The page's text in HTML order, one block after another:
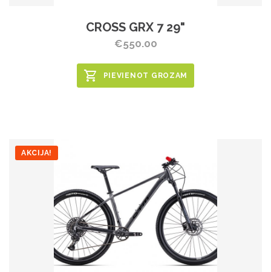
CROSS GRX 7 29"
€550.00
PIEVIENOT GROZAM
AKCIJA!